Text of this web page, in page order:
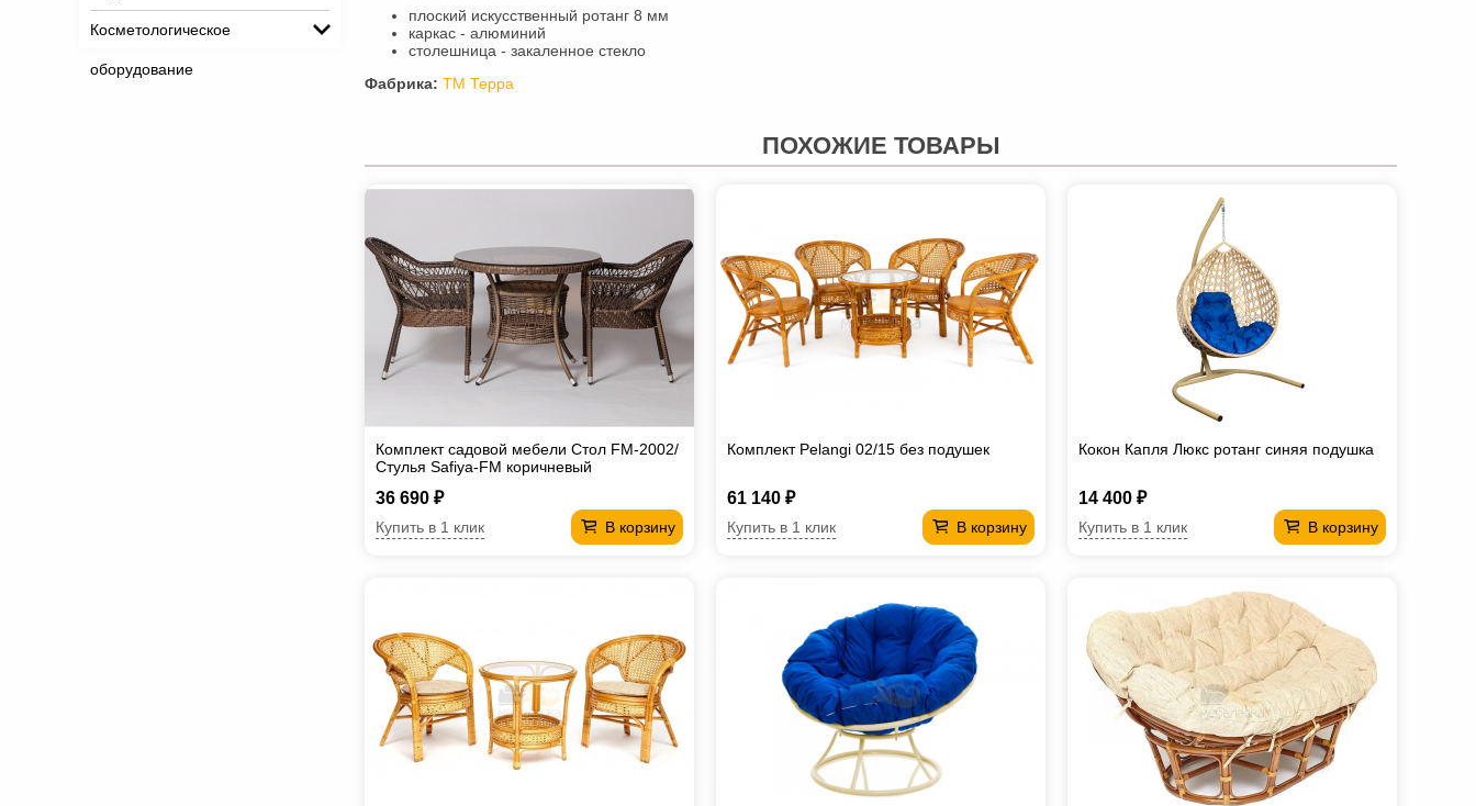
Косметологическое
оборудование
плоский искусственный ротанг 8 мм
каркас - алюминий
столешница - закаленное стекло
Фабрика: ТМ Терра
ПОХОЖИЕ ТОВАРЫ
Комплект садовой мебели Стол FM-2002/
Стулья Safiya-FM коричневый
36 690 ₽
В корзину
Купить в 1 клик
Комплект Pelangi 02/15 без подушек
61 140 ₽
В корзину
Купить в 1 клик
Кокон Капля Люкс ротанг синяя подушка
14 400 ₽
В корзину
Купить в 1 клик